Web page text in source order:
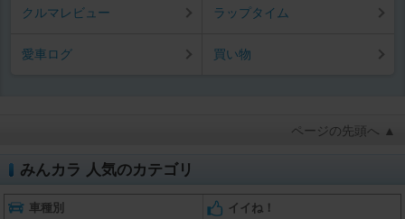
クルマレビュー ラップタイム
愛車ログ 買い物
ページの先頭へ ▲
みんカラ 人気のカテゴリ
車種別 イイね！